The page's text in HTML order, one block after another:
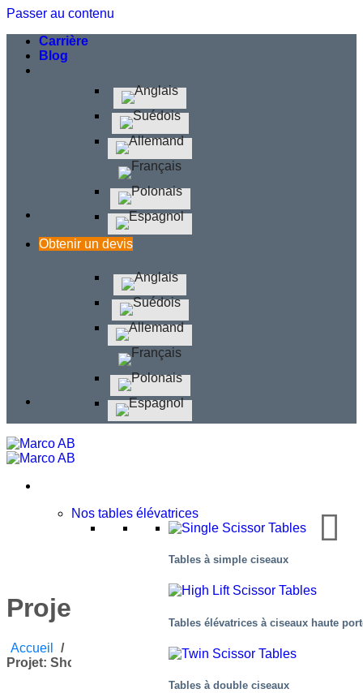
Passer au contenu
Carrière
Blog
Obtenir un devis
Nos tables élévatrices
Tables à simple ciseaux
Tables élévatrices à ciseaux haute
Tables à double ciseaux
Projet: Showroom
Accueil / Actualités Autour De L’entreprise
Projet: Showroom